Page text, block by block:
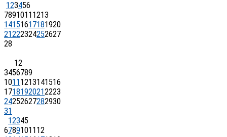
123456
7891011 1213
14151617181920
21222324252627
28
12
3456789
1011 1213141516
17181920212223
24252627282930
31
12345
67891011 12